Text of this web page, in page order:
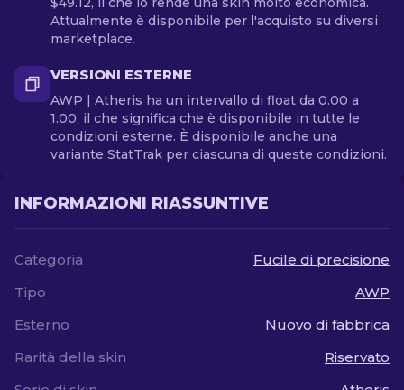
Attualmente è disponibile per l'acquisto su diversi
marketplace.
VERSIONI ESTERNE
AWP | Atheris ha un intervallo di float da 0.00 a
1.00, il che significa che è disponibile in tutte le
condizioni esterne. È disponibile anche una
variante StatTrak per ciascuna di queste condizioni.
INFORMAZIONI RIASSUNTIVE
Categoria
Fucile di precisione
Tipo
AWP
Esterno
Nuovo di fabbrica
Rarità della skin
Riservato